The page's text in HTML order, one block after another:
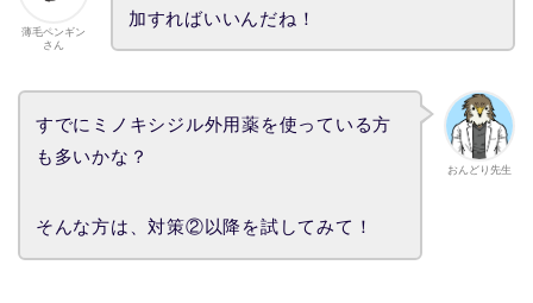
薄毛ペンギン
さん
加すればいいんだね！
おんどり先生
すでにミノキシジル外用薬を使っている方
も多いかな？
そんな方は、対策②以降を試してみて！